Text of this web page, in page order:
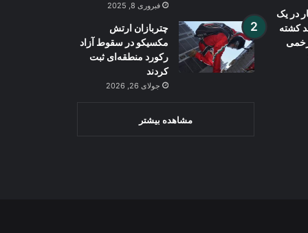
در یک
کشته
فبروری 8, 2025
چتربازان ارتش
مکسیکو در سقوط آزاد
رکورد منطقه‌ای ثبت
کردند
جولای 26, 2026
مشاهده بیشتر